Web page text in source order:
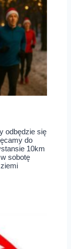
odbędzie się
do
10km
sobotę